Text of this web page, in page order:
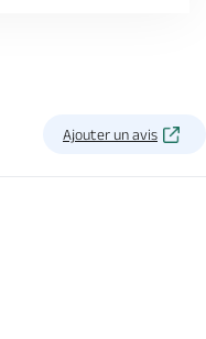
Ajouter un avis